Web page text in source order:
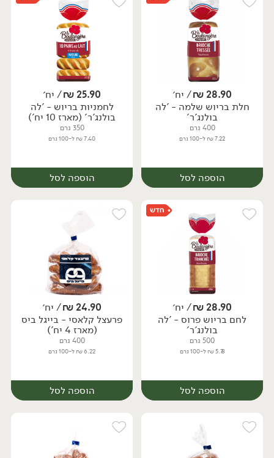
יח׳
28.90
₪/ יח׳
חלת בריוש שלמה - 'לה
בולנג'ר'
400 גרם
7.22 ₪ ל-100 גרם
הוספה לסל
יח׳
25.90
₪/ יח׳
לחמניות בריוש - 'לה
בולנג'ר' (מארז 10 יח')
350 גרם
7.40 ₪ ל-100 גרם
הוספה לסל
יח׳
28.90
₪/ יח׳
לחם בריוש פרוס - 'לה
בולנג'ר'
500 גרם
5.78 ₪ ל-100 גרם
הוספה לסל
24.90
₪/ יח׳
פרעצל קלאסי - בייגל ביס
(מארז 4 יח')
400 גרם
6.22 ₪ ל-100 גרם
הוספה לסל